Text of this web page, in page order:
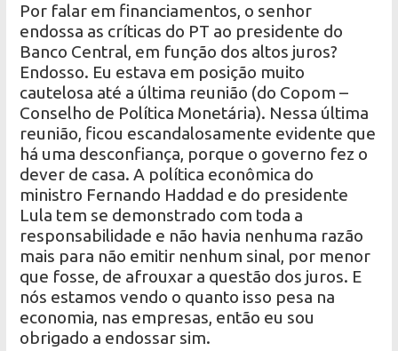
Por falar em financiamentos, o senhor
endossa as críticas do PT ao presidente do
Banco Central, em função dos altos juros?
Endosso. Eu estava em posição muito
cautelosa até a última reunião (do Copom –
Conselho de Política Monetária). Nessa última
reunião, ficou escandalosamente evidente que
há uma desconfiança, porque o governo fez o
dever de casa. A política econômica do
ministro Fernando Haddad e do presidente
Lula tem se demonstrado com toda a
responsabilidade e não havia nenhuma razão
mais para não emitir nenhum sinal, por menor
que fosse, de afrouxar a questão dos juros. E
nós estamos vendo o quanto isso pesa na
economia, nas empresas, então eu sou
obrigado a endossar sim.